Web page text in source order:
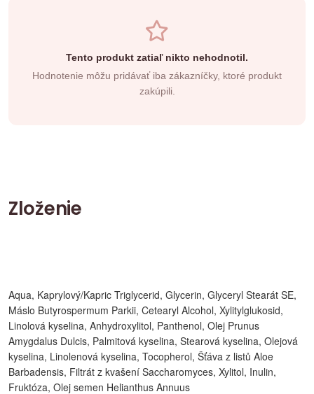
Tento produkt zatiaľ nikto nehodnotil.
Hodnotenie môžu pridávať iba zákazníčky, ktoré produkt
zakúpili.
Zloženie
Aqua, Kaprylový/Kapric Triglycerid, Glycerin, Glyceryl Stearát SE,
Máslo Butyrospermum Parkii, Cetearyl Alcohol, Xylitylglukosid,
Linolová kyselina, Anhydroxylitol, Panthenol, Olej Prunus
Amygdalus Dulcis, Palmitová kyselina, Stearová kyselina, Olejová
kyselina, Linolenová kyselina, Tocopherol, Šťáva z listů Aloe
Barbadensis, Filtrát z kvašení Saccharomyces, Xylitol, Inulin,
Fruktóza, Olej semen Helianthus Annuus